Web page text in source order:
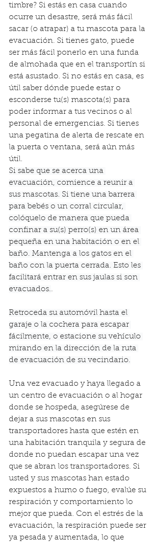
timbre? Si estás en casa cuando
ocurre un desastre, será más fácil
sacar (o atrapar) a tu mascota para la
evacuación. Si tienes gato, puede
ser más fácil ponerlo en una funda
de almohada que en el transportín si
está asustado. Si no estás en casa, es
útil saber dónde puede estar o
esconderse tu(s) mascota(s) para
poder informar a tus vecinos o al
personal de emergencias. Si tienes
una pegatina de alerta de rescate en
la puerta o ventana, será aún más
útil.
Si sabe que se acerca una
evacuación, comience a reunir a
sus mascotas. Si tiene una barrera
para bebés o un corral circular,
colóquelo de manera que pueda
confinar a su(s) perro(s) en un área
pequeña en una habitación o en el
baño. Mantenga a los gatos en el
baño con la puerta cerrada. Esto les
facilitará entrar en sus jaulas si son
evacuados..
Retroceda su automóvil hasta el
garaje o la cochera para escapar
fácilmente, o estacione su vehículo
mirando en la dirección de la ruta
de evacuación de su vecindario.
Una vez evacuado y haya llegado a
un centro de evacuación o al hogar
donde se hospeda, asegúrese de
dejar a sus mascotas en sus
transportadores hasta que estén en
una habitación tranquila y segura de
donde no puedan escapar una vez
que se abran los transportadores. Si
usted y sus mascotas han estado
expuestos a humo o fuego, evalúe su
respiración y comportamiento lo
mejor que pueda. Con el estrés de la
evacuación, la respiración puede ser
ya pesada y aumentada, lo que